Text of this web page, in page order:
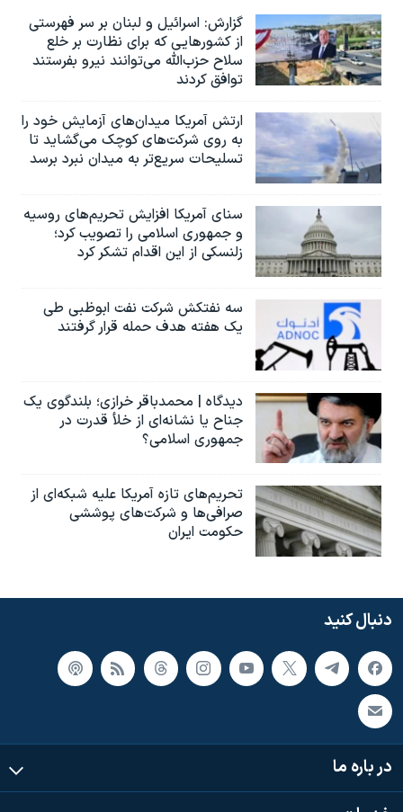
گزارش‌: اسرائيل و لبنان بر سر فهرستی
از کشورهایی که برای نظارت بر خلع
سلاح حزب‌الله می‌توانند نیرو بفرستند
توافق کردند
ارتش آمریکا میدان‌های آزمایش خود را
به روی شرکت‌های کوچک می‌گشاید تا
تسلیحات سریع‌تر به میدان نبرد برسد
سنای آمریکا افزایش تحریم‌های روسیه
و جمهوری اسلامی را تصویب کرد؛
زلنسکی از این اقدام تشکر کرد
سه نفتکش شرکت نفت ابوظبی طی
یک هفته هدف حمله قرار گرفتند
دیدگاه | محمدباقر خرازی؛ بلندگوی یک
جناح یا نشانه‌ای از خلأ قدرت در
جمهوری اسلامی؟
تحریم‌های تازه آمریکا علیه شبکه‌ای از
صرافی‌ها و شرکت‌های پوششی
حکومت ایران
دنبال کنید
در باره ما